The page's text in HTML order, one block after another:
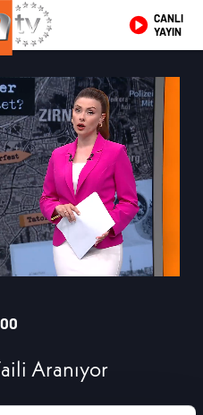
CANLI
YAYIN
Aranıyor